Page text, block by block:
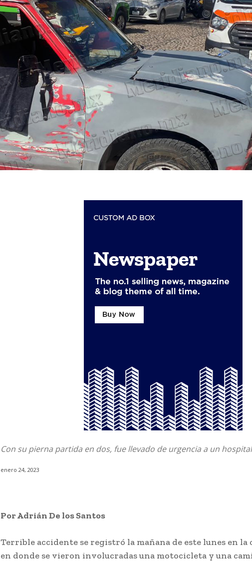
Con su pierna partida en dos, fue llevado de urgencia a un hospital
enero 24, 2023
Por Adrián De los Santos
Terrible accidente se registró la mañana de este lunes en la
en donde se vieron involucradas una motocicleta y una